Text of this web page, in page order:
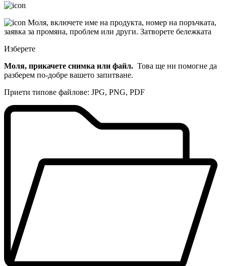
Моля, включете име на продукта, номер на поръчката,
заявка за промяна, проблем или други. Затворете бележката
Изберете
Моля, прикачете снимка или файл. Това ще ни помогне да
разберем по-добре вашето запитване.
Приети типове файлове: JPG, PNG, PDF